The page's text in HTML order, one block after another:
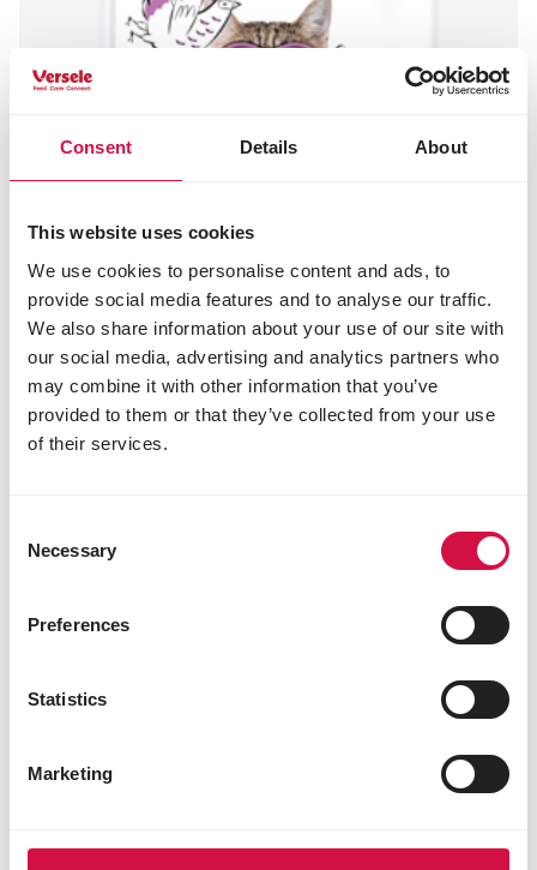
Consent Details About
This website uses cookies
We use cookies to personalise content and ads, to
provide social media features and to analyse our traffic.
We also share information about your use of our site with
our social media, advertising and analytics partners who
may combine it with other information that you’ve
provided to them or that they’ve collected from your use
of their services.
Selection
Necessary
Preferences
Statistics
Marketing
Adult Care Light Sterilised with
Pyszne granulki z kurczakiem dla kotów po